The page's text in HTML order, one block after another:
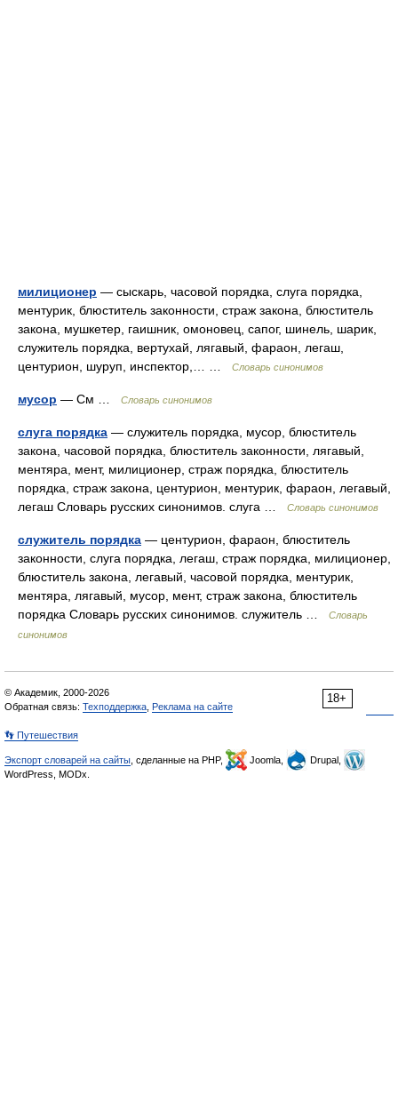
милиционер — сыскарь, часовой порядка, слуга порядка,
ментурик, блюститель законности, страж закона, блюститель
закона, мушкетер, гаишник, омоновец, сапог, шинель, шарик,
служитель порядка, вертухай, лягавый, фараон, легаш,
центурион, шуруп, инспектор,… …
Словарь синонимов
мусор — См … Словарь синонимов
слуга порядка — служитель порядка, мусор, блюститель
закона, часовой порядка, блюститель законности, лягавый,
ментяра, мент, милиционер, страж порядка, блюститель
порядка, страж закона, центурион, ментурик, фараон, легавый,
легаш Словарь русских синонимов. слуга …
Словарь синонимов
служитель порядка — центурион, фараон, блюститель
законности, слуга порядка, легаш, страж порядка, милиционер,
блюститель закона, легавый, часовой порядка, ментурик,
ментяра, лягавый, мусор, мент, страж закона, блюститель
порядка Словарь русских синонимов. служитель …
Словарь
синонимов
18+
© Академик, 2000-2026
Обратная связь: Техподдержка Реклама на сайте
👣 Путешествия
Экспорт словарей на сайты , сделанные на PHP, Joomla,
Drupal,
WordPress, MODx.